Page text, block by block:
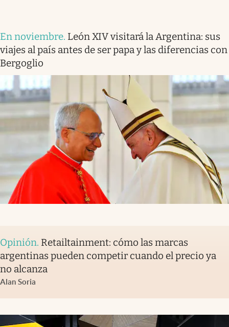
En noviembre. León XIV visitará la Argentina: sus
viajes al país antes de ser papa y las diferencias con
Bergoglio
Opinión. Retailtainment: cómo las marcas
argentinas pueden competir cuando el precio ya
no alcanza
Alan Soria